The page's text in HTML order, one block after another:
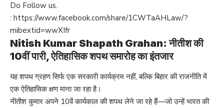
Do Follow us.
: https://www.facebook.com/share/1CWTaAHLaw/?
mibextid=wwXIfr
Nitish Kumar Shapath Grahan: नीतीश की
10वीं पारी, ऐतिहासिक शपथ समारोह का इंतजार
यह शपथ ग्रहण सिर्फ एक सरकारी कार्यक्रम नहीं, बल्कि बिहार की राजनीति में
एक ऐतिहासिक क्षण माना जा रहा है।
नीतीश कुमार अपने 10वें कार्यकाल की शपथ लेने जा रहे हैं—जो उन्हें भारत की